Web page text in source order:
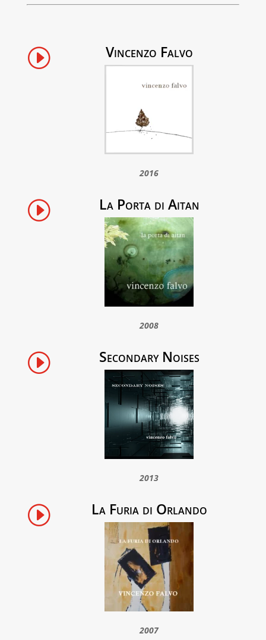
I Vincenzo Falvo
2016
I La Porta di Aitan
2008
I Secondary Noises
2013
I La Furia di Orlando
2007